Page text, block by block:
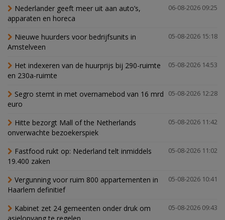
06-08-2026 09:25
Nederlander geeft meer uit aan auto’s,
apparaten en horeca
05-08-2026 15:18
Nieuwe huurders voor bedrijfsunits in
Amstelveen
05-08-2026 14:53
Het indexeren van de huurprijs bij 290-ruimte
en 230a-ruimte
05-08-2026 12:28
Segro stemt in met overnamebod van 16 mrd
euro
05-08-2026 11:42
Hitte bezorgt Mall of the Netherlands
onverwachte bezoekerspiek
05-08-2026 11:02
Fastfood rukt op: Nederland telt inmiddels
19.400 zaken
05-08-2026 10:41
Vergunning voor ruim 800 appartementen in
Haarlem definitief
05-08-2026 09:43
Kabinet zet 24 gemeenten onder druk om